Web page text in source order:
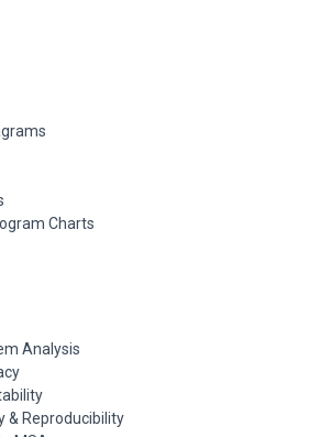
Charts
Analysis
& Reproducibility